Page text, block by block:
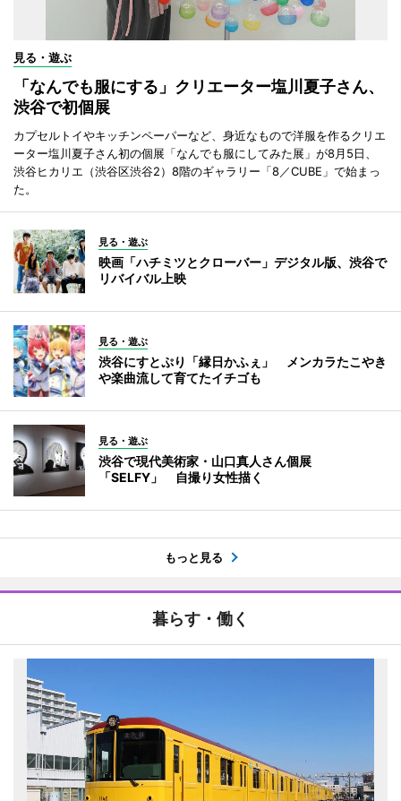
見る・遊ぶ
「なんでも服にする」クリエーター塩川夏子さん、
渋谷で初個展
カプセルトイやキッチンペーパーなど、身近なもので洋服を作るクリエ
ーター塩川夏子さん初の個展「なんでも服にしてみた展」が8月5日、
渋谷ヒカリエ（渋谷区渋谷2）8階のギャラリー「8／CUBE」で始まっ
た。
見る・遊ぶ
映画「ハチミツとクローバー」デジタル版、渋谷で
リバイバル上映
見る・遊ぶ
渋谷にすとぷり「縁日かふぇ」 メンカラたこやき
や楽曲流して育てたイチゴも
見る・遊ぶ
渋谷で現代美術家・山口真人さん個展
「SELFY」 自撮り女性描く
もっと見る
暮らす・働く